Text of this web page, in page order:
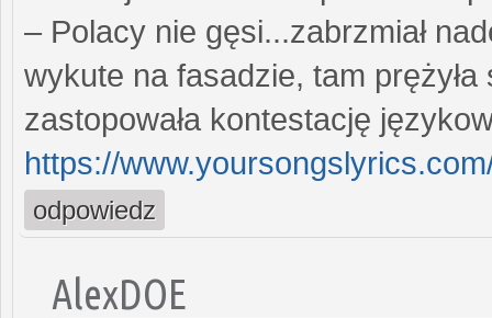
– Polacy nie gęsi...zabrzmiał
wykute na fasadzie, tam
zastopowała kontestację
https://
odpowiedz
AlexDOE